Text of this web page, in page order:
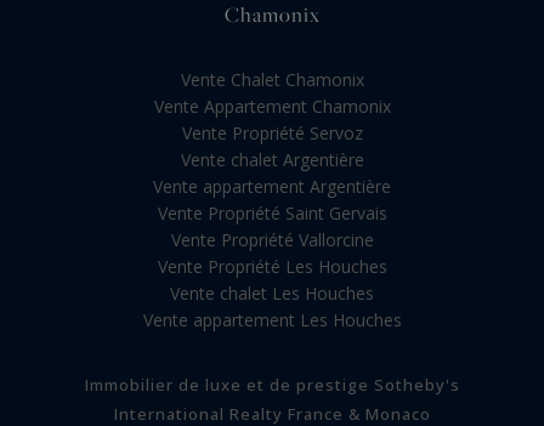
Chamonix
Vente Chalet Chamonix
Vente Appartement Chamonix
Vente Propriété Servoz
Vente chalet Argentière
Vente appartement Argentière
Vente Propriété Saint Gervais
Vente Propriété Vallorcine
Vente Propriété Les Houches
Vente chalet Les Houches
Vente appartement Les Houches
Immobilier de luxe et de prestige Sotheby's
International Realty France & Monaco